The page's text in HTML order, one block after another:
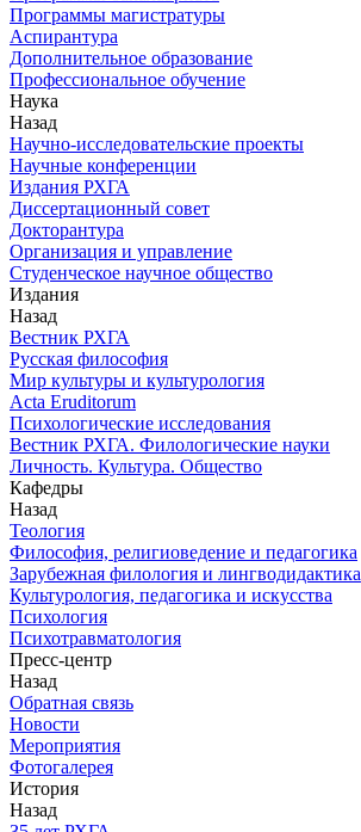
Программы магистратуры
Аспирантура
Дополнительное образование
Профессиональное обучение
Наука
Назад
Научно-исследовательские проекты
Научные конференции
Издания РХГА
Диссертационный совет
Докторантура
Организация и управление
Студенческое научное общество
Издания
Назад
Вестник РХГА
Русская философия
Мир культуры и культурология
Acta Eruditorum
Психологические исследования
Вестник РХГА. Филологические науки
Личность. Культура. Общество
Кафедры
Назад
Теология
Философия, религиоведение и педагогика
Зарубежная филология и лингводидактика
Культурология, педагогика и искусства
Психология
Психотравматология
Пресс-центр
Назад
Обратная связь
Новости
Мероприятия
Фотогалерея
История
Назад